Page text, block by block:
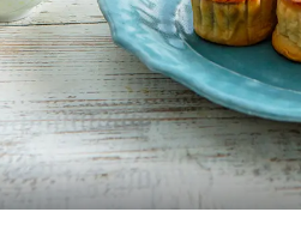
茶と器 茶と食 茶のつくり手たち
PAUSE & INSPIRE ファーストプレイスで
COLOURS BY CHAGOCORO
お茶でさが